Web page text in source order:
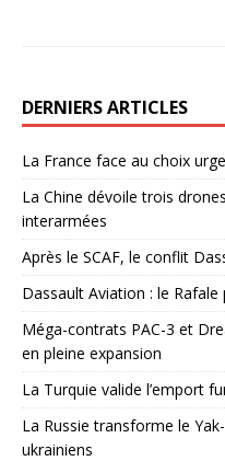
DERNIERS ARTICLES
La France face au choix
La Chine dévoile trois
interarmées
Après le SCAF, le conflit
Dassault Aviation : le
Méga-contrats PAC-3 et
en pleine expansion
La Turquie valide l’emport
La Russie transforme le
ukrainiens